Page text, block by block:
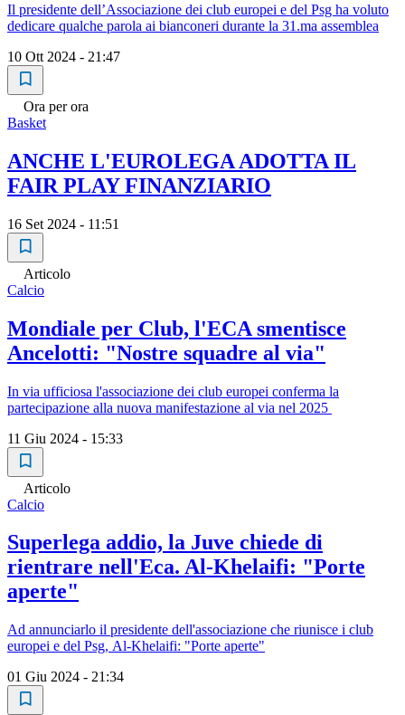
Il presidente dell’Associazione dei club europei e del Psg ha voluto
dedicare qualche parola ai bianconeri durante la 31.ma assemblea
10 Ott 2024 - 21:47
Ora per ora
Basket
ANCHE L'EUROLEGA ADOTTA IL
FAIR PLAY FINANZIARIO
16 Set 2024 - 11:51
Articolo
Calcio
Mondiale per Club, l'ECA smentisce
Ancelotti: "Nostre squadre al via"
In via ufficiosa l'associazione dei club europei conferma la
partecipazione alla nuova manifestazione al via nel 2025
11 Giu 2024 - 15:33
Articolo
Calcio
Superlega addio, la Juve chiede di
rientrare nell'Eca. Al-Khelaifi: "Porte
aperte"
Ad annunciarlo il presidente dell'associazione che riunisce i club
europei e del Psg, Al-Khelaifi: "Porte aperte"
01 Giu 2024 - 21:34